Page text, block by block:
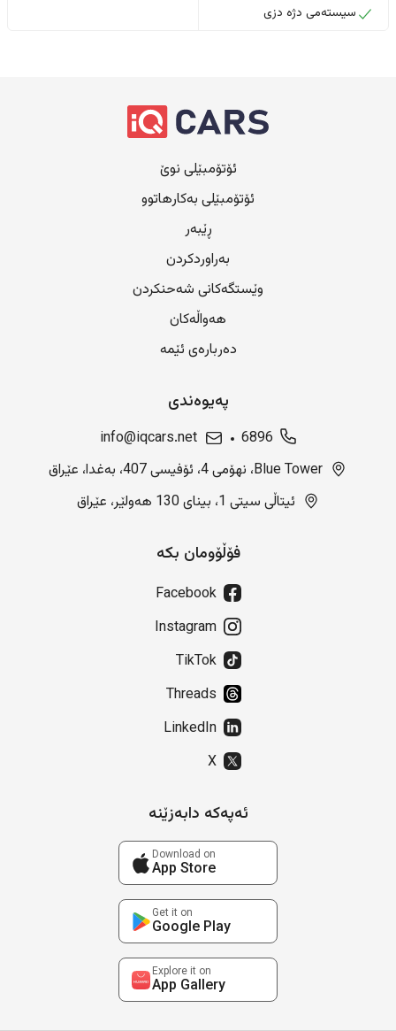
سیستەمی دژە دزی
ئۆتۆمبێلی نوێ
ئۆتۆمبێلی بەکارهاتوو
ڕێبەر
بەراوردکردن
وێستگەکانی شەحنکردن
هەواڵەکان
دەربارەی ئێمە
پەیوەندی
6896
info@iqcars.net
Blue Tower، نهۆمی 4، ئۆفیسی 407، بەغدا، عێراق
ئیتاڵی سیتی 1، بینای 130 هەولێر، عێراق
فۆڵۆومان بکە
Facebook
Instagram
TikTok
Threads
LinkedIn
X
ئەپەکە دابەزێنە
Download on
App Store
Get it on
Google Play
Explore it on
App Gallery